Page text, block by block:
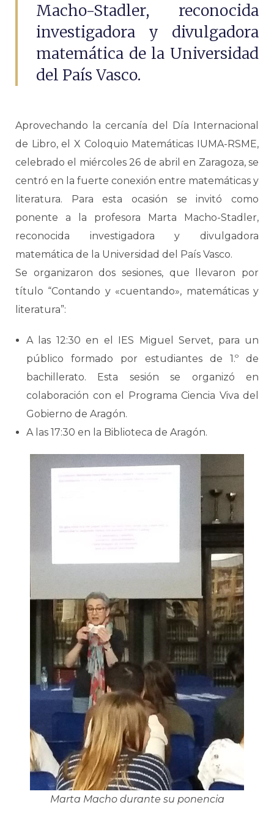
Macho-Stadler, reconocida
investigadora y divulgadora
matemática de la Universidad
del País Vasco.
Aprovechando la cercanía del Día Internacional
de Libro, el X Coloquio Matemáticas IUMA-RSME,
celebrado el miércoles 26 de abril en Zaragoza, se
centró en la fuerte conexión entre matemáticas y
literatura. Para esta ocasión se invitó como
ponente a la profesora Marta Macho-Stadler,
reconocida investigadora y divulgadora
matemática de la Universidad del País Vasco.
Se organizaron dos sesiones, que llevaron por
título “Contando y «cuentando», matemáticas y
literatura”:
A las 12:30 en el IES Miguel Servet, para un
público formado por estudiantes de 1.º de
bachillerato. Esta sesión se organizó en
colaboración con el Programa Ciencia Viva del
Gobierno de Aragón.
A las 17:30 en la Biblioteca de Aragón.
Marta Macho durante su ponencia